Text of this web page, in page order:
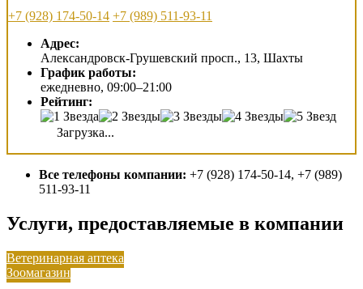
+7 (928) 174-50-14 +7 (989) 511-93-11
Адрес:
Александровск-Грушевский просп., 13, Шахты
График работы:
ежедневно, 09:00–21:00
Рейтинг:
Загрузка...
Все телефоны компании: +7 (928) 174-50-14, +7 (989)
511-93-11
Услуги, предоставляемые в компании
Ветеринарная аптека
Зоомагазин